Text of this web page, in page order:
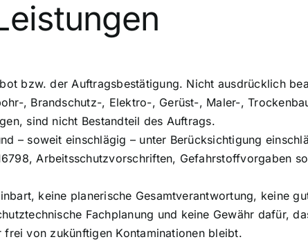
bzw. der Auftragsbestätigung. Nicht ausdrücklich
, Brandschutz-, Elektro-, Gerüst-, Maler-,
sind nicht Bestandteil des Auftrags.
– soweit einschlägig – unter Berücksichtigung
Arbeitsschutzvorschriften, Gefahrstoffvorgaben
keine planerische Gesamtverantwortung, keine
Fachplanung und keine Gewähr dafür,
von zukünftigen Kontaminationen bleibt.